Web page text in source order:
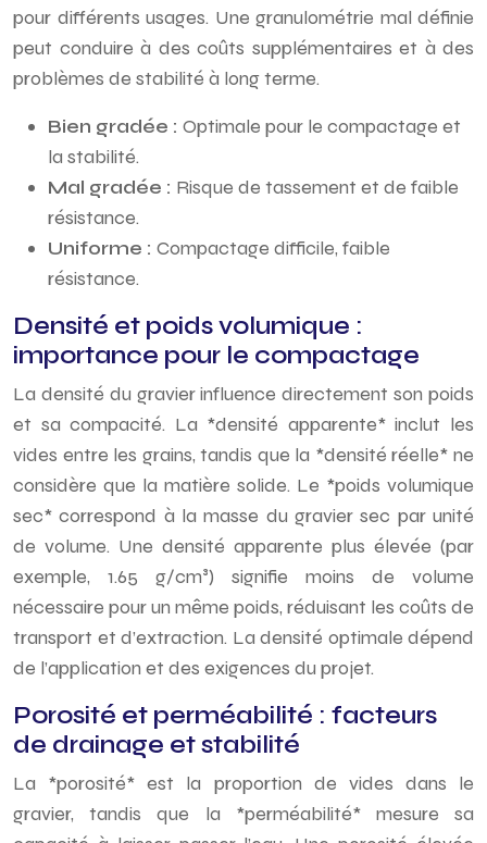
pour différents usages. Une granulométrie mal définie
peut conduire à des coûts supplémentaires et à des
problèmes de stabilité à long terme.
Bien gradée : Optimale pour le compactage et
la stabilité.
Mal gradée : Risque de tassement et de faible
résistance.
Uniforme : Compactage difficile, faible
résistance.
Densité et poids volumique :
importance pour le compactage
La densité du gravier influence directement son poids
et sa compacité. La *densité apparente* inclut les
vides entre les grains, tandis que la *densité réelle* ne
considère que la matière solide. Le *poids volumique
sec* correspond à la masse du gravier sec par unité
de volume. Une densité apparente plus élevée (par
exemple, 1.65 g/cm³) signifie moins de volume
nécessaire pour un même poids, réduisant les coûts de
transport et d’extraction. La densité optimale dépend
de l’application et des exigences du projet.
Porosité et perméabilité : facteurs
de drainage et stabilité
La *porosité* est la proportion de vides dans le
gravier, tandis que la *perméabilité* mesure sa